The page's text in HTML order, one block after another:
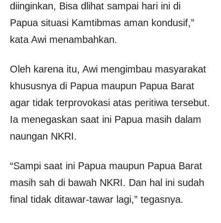
diinginkan, Bisa dlihat sampai hari ini di
Papua situasi Kamtibmas aman kondusif,”
kata Awi menambahkan.
Oleh karena itu, Awi mengimbau masyarakat
khususnya di Papua maupun Papua Barat
agar tidak terprovokasi atas peritiwa tersebut.
Ia menegaskan saat ini Papua masih dalam
naungan NKRI.
“Sampi saat ini Papua maupun Papua Barat
masih sah di bawah NKRI. Dan hal ini sudah
final tidak ditawar-tawar lagi,” tegasnya.